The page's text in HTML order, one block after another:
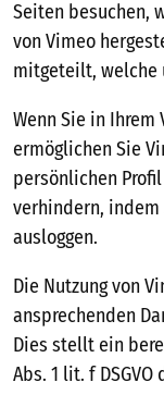
Seiten besuchen,
von Vimeo
mitgeteilt, welche
Wenn Sie in
ermöglichen Sie
persönlichen
verhindern, indem
ausloggen.
Die Nutzung von
ansprechenden
Dies stellt ein
Abs. 1 lit. f DSGVO